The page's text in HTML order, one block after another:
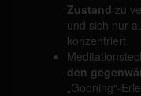
Zustand zu
und sich nur
konzentriert.
den
„Gooning“-